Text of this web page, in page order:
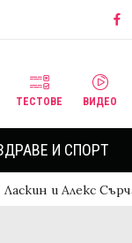
ТЕСТОВЕ ВИДЕО
И СПОРТ
и Алекс